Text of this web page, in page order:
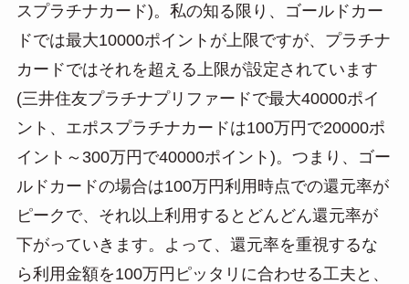
スプラチナカード)。私の知る限り、ゴールドカー
ドでは最大10000ポイントが上限ですが、プラチナ
カードではそれを超える上限が設定されています
(三井住友プラチナプリファードで最大40000ポイ
ント、エポスプラチナカードは100万円で20000ポ
イント～300万円で40000ポイント)。つまり、ゴー
ルドカードの場合は100万円利用時点での還元率が
ピークで、それ以上利用するとどんどん還元率が
下がっていきます。よって、還元率を重視するな
ら利用金額を100万円ピッタリに合わせる工夫と、